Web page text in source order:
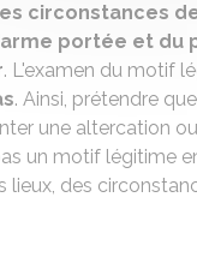
circonstances
portée et du
. L'examen du motif
. Ainsi, prétendre
une altercation
un motif légitime
lieux, des